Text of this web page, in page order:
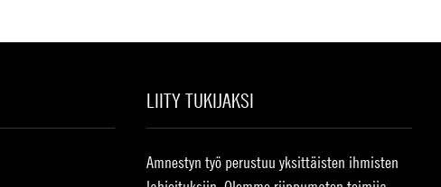
LIITY TUKIJAKSI
Amnestyn työ perustuu yksittäisten ihmisten